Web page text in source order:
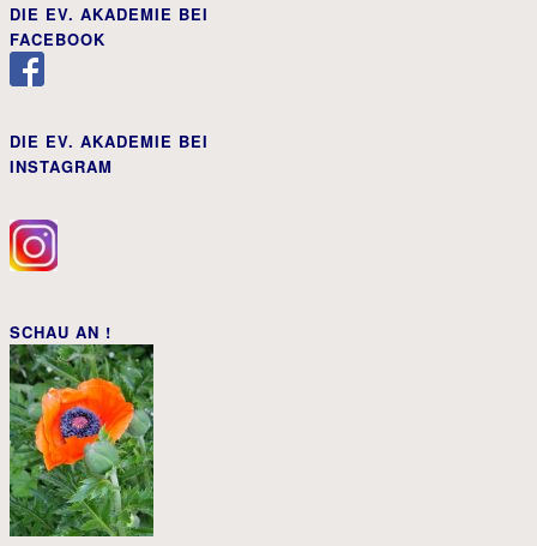
DIE EV. AKADEMIE BEI
FACEBOOK
DIE EV. AKADEMIE BEI
INSTAGRAM
SCHAU AN !